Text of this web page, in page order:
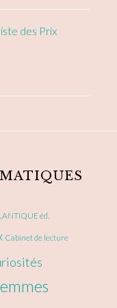
des Prix
éd.
Cabinet de lecture